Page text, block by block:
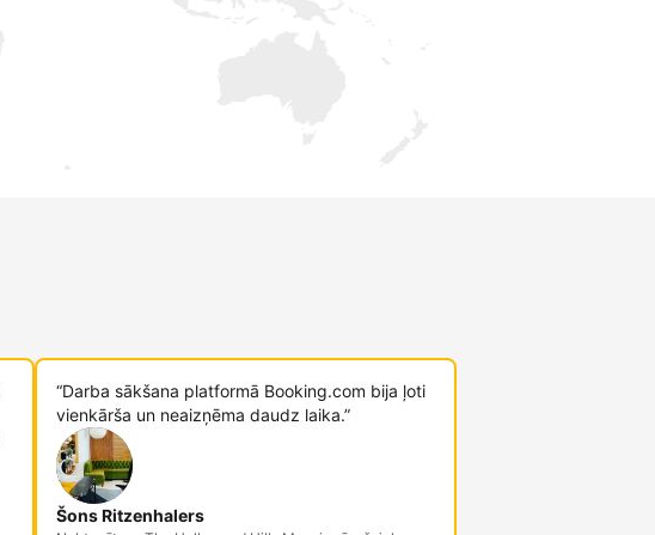
“Darba sākšana platformā Booking.com bija ļoti
vienkārša un neaizņēma daudz laika.”
Šons Ritzenhalers